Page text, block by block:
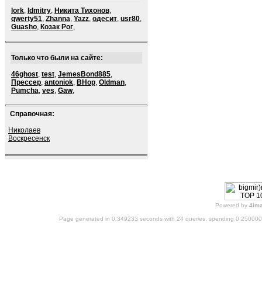
lork, ldmitry, Никита Тихонов,
qwerty51, Zhanna, Yazz, одесит, usr80,
Guasho, Козак Рог,
Только что были на сайте:
46ghost, test, JemesBond885,
Прессер, antoniok, BHop, Oldman,
Pumcha, ves, Gaw,
Справочная:
Николаев
Воскресенск
Powered by
Page generated in 0.349233 seconds with 24 queries, spending